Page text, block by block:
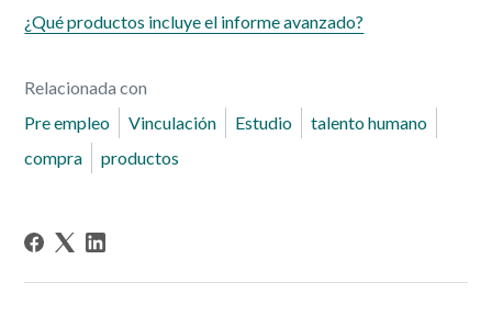
¿Qué productos incluye el informe avanzado?
Relacionada con
Pre empleo
Vinculación Estudio
talento humano
compra
productos